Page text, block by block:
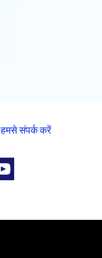
हमसे संपर्क करें